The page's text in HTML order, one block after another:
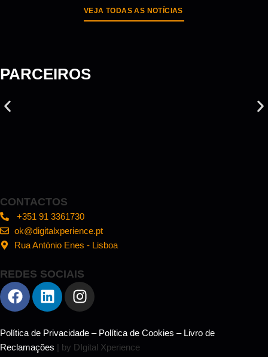
VEJA TODAS AS NOTÍCIAS
PARCEIROS
CONTACTOS
+351 91 3361730
ok@digitalxperience.pt
Rua António Enes - Lisboa
REDES SOCIAIS
Política de Privacidade – Política de Cookies – Livro de
Reclamações | by DIgital Xperience